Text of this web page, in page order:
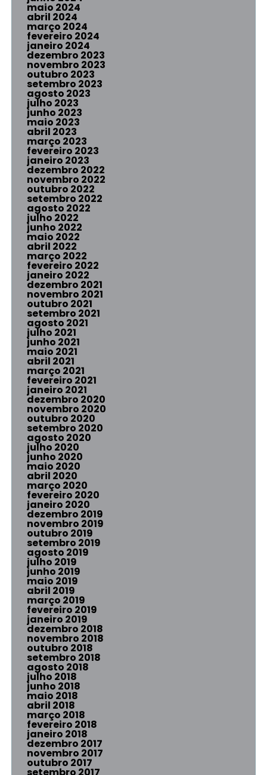
maio 2024
abril 2024
março 2024
fevereiro 2024
janeiro 2024
dezembro 2023
novembro 2023
outubro 2023
setembro 2023
agosto 2023
julho 2023
junho 2023
maio 2023
abril 2023
março 2023
fevereiro 2023
janeiro 2023
dezembro 2022
novembro 2022
outubro 2022
setembro 2022
agosto 2022
julho 2022
junho 2022
maio 2022
abril 2022
março 2022
fevereiro 2022
janeiro 2022
dezembro 2021
novembro 2021
outubro 2021
setembro 2021
agosto 2021
julho 2021
junho 2021
maio 2021
abril 2021
março 2021
fevereiro 2021
janeiro 2021
dezembro 2020
novembro 2020
outubro 2020
setembro 2020
agosto 2020
julho 2020
junho 2020
maio 2020
abril 2020
março 2020
fevereiro 2020
janeiro 2020
dezembro 2019
novembro 2019
outubro 2019
setembro 2019
agosto 2019
julho 2019
junho 2019
maio 2019
abril 2019
março 2019
fevereiro 2019
janeiro 2019
dezembro 2018
novembro 2018
outubro 2018
setembro 2018
agosto 2018
julho 2018
junho 2018
maio 2018
abril 2018
março 2018
fevereiro 2018
janeiro 2018
dezembro 2017
novembro 2017
outubro 2017